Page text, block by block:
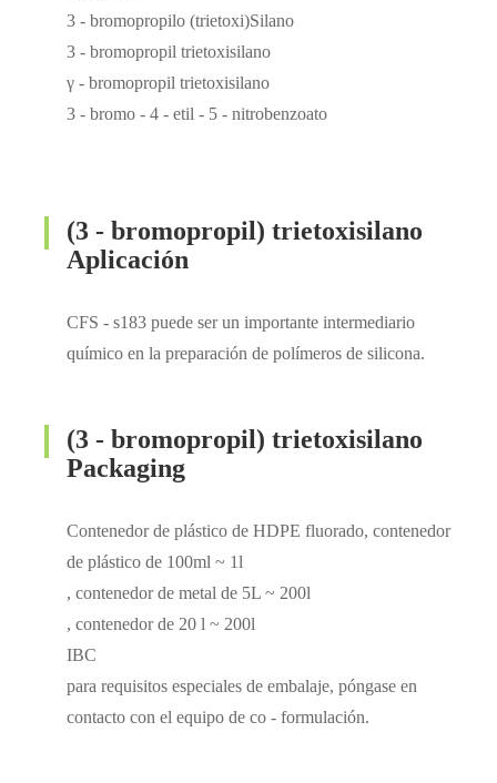
3 - bromopropilo (trietoxi)Silano
3 - bromopropil trietoxisilano
γ - bromopropil trietoxisilano
3 - bromo - 4 - etil - 5 - nitrobenzoato
(3 - bromopropil) trietoxisilano
Aplicación
CFS - s183 puede ser un importante intermediario
químico en la preparación de polímeros de silicona.
(3 - bromopropil) trietoxisilano
Packaging
Contenedor de plástico de HDPE fluorado, contenedor
de plástico de 100ml ~ 1l
, contenedor de metal de 5L ~ 200l
, contenedor de 20 l ~ 200l
IBC
para requisitos especiales de embalaje, póngase en
contacto con el equipo de co - formulación.